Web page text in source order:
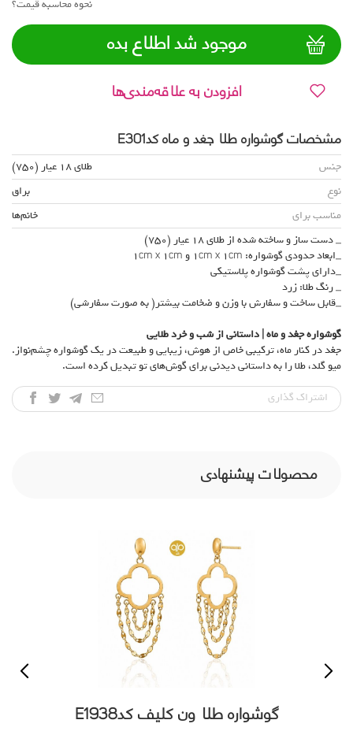
نحوه محاسبه قیمت؟
موجود شد اطلاع بده
افزودن به علاقه‌مندی‌ها
مشخصات گوشواره طلا جغد و ماه کدE301
جنس
طلای 18 عیار (750)
نوع
براق
مناسب برای
خانم‌ها
_ دست ساز و ساخته شده از طلای 18 عیار (750)
_ابعاد حدودی گوشواره: 1cm x 1cm و 1cm x 1cm
_دارای پشت گوشواره پلاستیکی
_ رنگ طلا: زرد
_قابل ساخت و سفارش با وزن و ضخامت بیشتر( به صورت سفارشی)
گوشواره جغد و ماه | داستانی از شب و خرد طلایی
جغد در کنار ماه، ترکیبی خاص از هوش، زیبایی و طبیعت در یک گوشواره چشم‌نواز.
میو گلد، طلا را به داستانی دیدنی برای گوش‌های تو تبدیل کرده است.
اشتراک‌ گذاری
محصولات پیشنهادی
گوشواره طلا ون کلیف کدE1938